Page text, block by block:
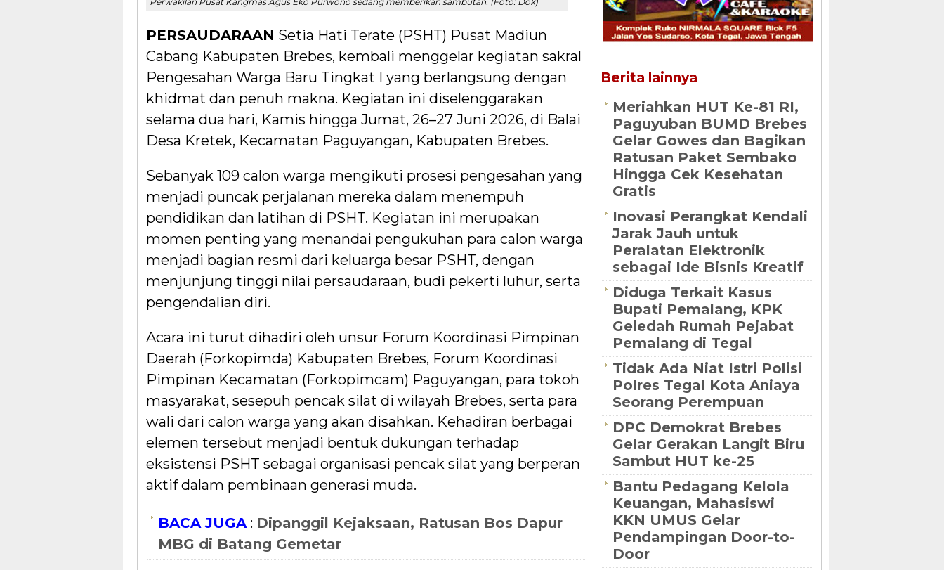
PERSAUDARAAN Setia Hati Terate (PSHT) Pusat Madiun
Cabang Kabupaten Brebes, kembali menggelar kegiatan sakral
Pengesahan Warga Baru Tingkat I yang berlangsung dengan
khidmat dan penuh makna. Kegiatan ini diselenggarakan
selama dua hari, Kamis hingga Jumat, 26–27 Juni 2026, di Balai
Desa Kretek, Kecamatan Paguyangan, Kabupaten Brebes.
Sebanyak 109 calon warga mengikuti prosesi pengesahan yang
menjadi puncak perjalanan mereka dalam menempuh
pendidikan dan latihan di PSHT. Kegiatan ini merupakan
momen penting yang menandai pengukuhan para calon warga
menjadi bagian resmi dari keluarga besar PSHT, dengan
menjunjung tinggi nilai persaudaraan, budi pekerti luhur, serta
pengendalian diri.
Acara ini turut dihadiri oleh unsur Forum Koordinasi Pimpinan
Daerah (Forkopimda) Kabupaten Brebes, Forum Koordinasi
Pimpinan Kecamatan (Forkopimcam) Paguyangan, para tokoh
masyarakat, sesepuh pencak silat di wilayah Brebes, serta para
wali dari calon warga yang akan disahkan. Kehadiran berbagai
elemen tersebut menjadi bentuk dukungan terhadap
eksistensi PSHT sebagai organisasi pencak silat yang berperan
aktif dalam pembinaan generasi muda.
BACA JUGA: Dipanggil Kejaksaan, Ratusan Bos Dapur
MBG di Batang Gemetar
Berita lainnya
Meriahkan HUT Ke-81 RI,
Paguyuban BUMD Brebes
Gelar Gowes dan Bagikan
Ratusan Paket Sembako
Hingga Cek Kesehatan
Gratis
Inovasi Perangkat Kendali
Jarak Jauh untuk
Peralatan Elektronik
sebagai Ide Bisnis Kreatif
Diduga Terkait Kasus
Bupati Pemalang, KPK
Geledah Rumah Pejabat
Pemalang di Tegal
Tidak Ada Niat Istri Polisi
Polres Tegal Kota Aniaya
Seorang Perempuan
DPC Demokrat Brebes
Gelar Gerakan Langit Biru
Sambut HUT ke-25
Bantu Pedagang Kelola
Keuangan, Mahasiswi
KKN UMUS Gelar
Pendampingan Door-to-
Door